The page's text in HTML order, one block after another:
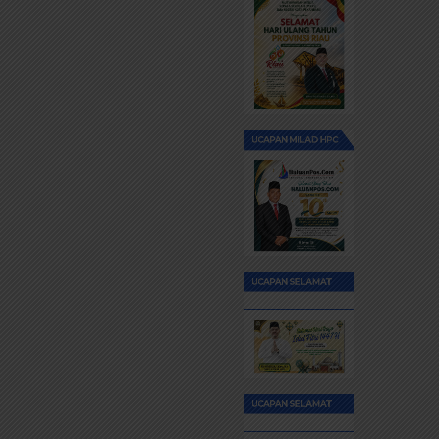
Kepada
Masyarakat
UCAPAN MILAD HPC
UCAPAN SELAMAT
UCAPAN SELAMAT